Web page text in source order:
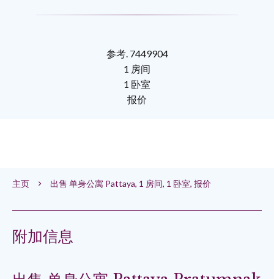
参考. 7449904
1 房间
1 卧室
报价
主页 出售 单身公寓 Pattaya, 1 房间, 1 卧室, 报价
附加信息